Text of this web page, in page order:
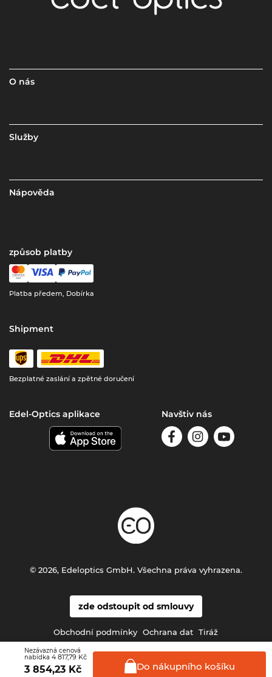
Nezávazná cenová
nabídka 4 817,79 Kč
3 854,23 Kč Do nákupního košíku
O nás
Služby
Nápověda
způsob platby
Platba předem, Dobírka
Shipment
Bezplatné zaslání a zpětné doručení
Edel-Optics aplikace Navštiv nás
zde odstoupit od smlouvy
Obchodní podmínky Ochrana dat Tiráž
© 2026, Edeloptics GmbH. Všechna práva vyhrazena.